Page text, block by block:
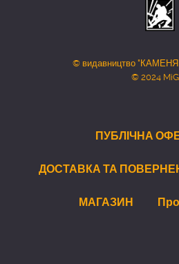
© видавництво
© 2024 MiG
ПУБЛІЧНА
ДОСТАВКА ТА
МАГАЗИН